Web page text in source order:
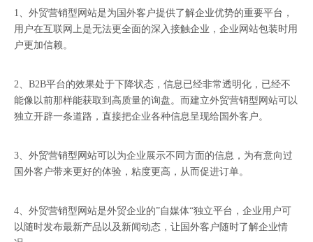
1、外贸营销型网站是为国外客户提供了解企业优势的重要平台，
用户在互联网上是无法更全面的深入接触企业，企业网站包装时用
户更加信赖。
2、B2B平台的效果处于下降状态，信息已经非常透明化，已经不
能像以前那样能获取到高质量的询盘。而建立外贸营销型网站可以
独立开辟一条道路，直接把企业各种信息呈现给国外客户。
3、外贸营销型网站可以为企业展示不同方面的信息，为有意向过
国外客户带来更好的体验，粘度更高，从而促进订单。
4、外贸营销型网站是外贸企业的”自媒体“独立平台，企业用户可
以随时发布最新产品以及新闻动态，让国外客户随时了解企业情